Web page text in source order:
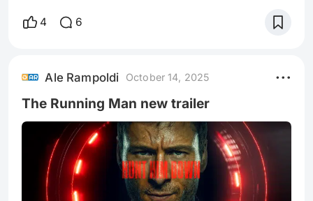
tantas alegrías Sam En esta ocasión actúan
varados en una isla tras un accidente de avión
Pinta entretenido, una mezcla entre el
4 6
Ale Rampoldi October 14, 2025
The Running Man new trailer